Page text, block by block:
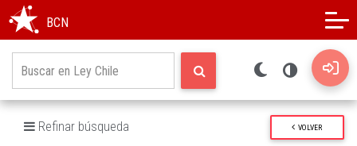
BCN
Refinar búsqueda VOLVER